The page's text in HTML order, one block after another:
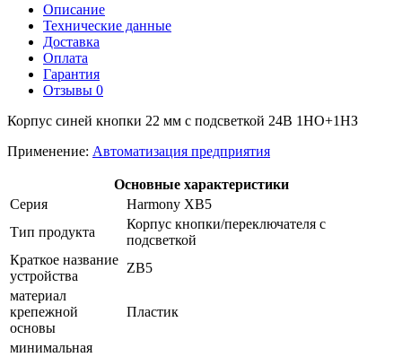
Описание
Технические данные
Доставка
Оплата
Гарантия
Отзывы 0
Корпус синей кнопки 22 мм с подсветкой 24В 1НО+1НЗ
Применение: Автоматизация предприятия
Основные характеристики
Серия
Harmony XB5
Тип продукта
Корпус кнопки/переключателя с
подсветкой
Краткое название
устройства
ZB5
материал
крепежной
основы
Пластик
минимальная